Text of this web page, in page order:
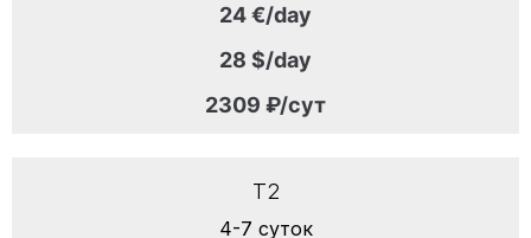
24 €/day
28 $/day
2309 ₽/сут
T2
4-7 суток